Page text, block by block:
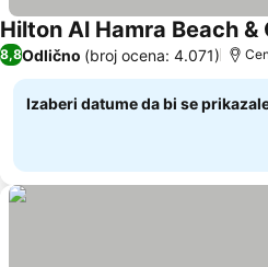
Hilton Al Hamra Beach &
8,8Odlično (broj ocena: 4.071)
Izaberi datume da bi se